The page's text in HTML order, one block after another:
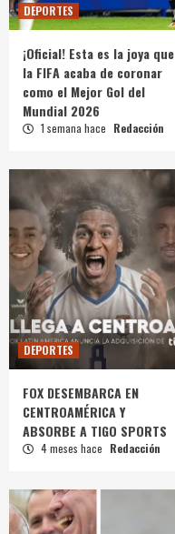
DEPORTES
¡Oficial! Esta es la joya que
la FIFA acaba de coronar
como el Mejor Gol del
Mundial 2026
1 semana hace Redacción
DEPORTES
FOX DESEMBARCA EN
CENTROAMÉRICA Y
ABSORBE A TIGO SPORTS
4 meses hace Redacción